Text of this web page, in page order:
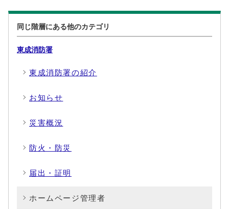
同じ階層にある他のカテゴリ
東成消防署
東成消防署の紹介
お知らせ
災害概況
防火・防災
届出・証明
ホームページ管理者